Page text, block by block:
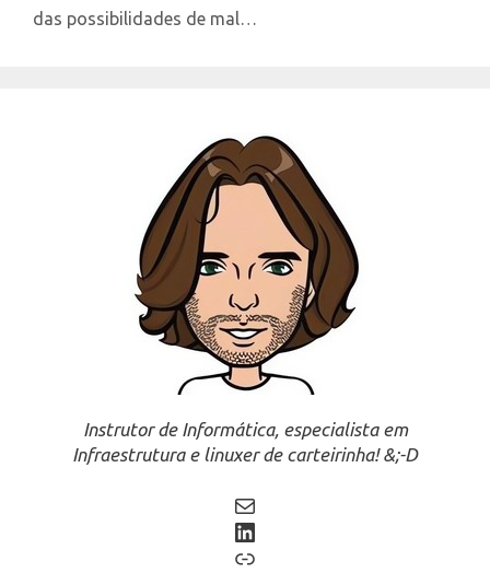
das possibilidades de mal…
Instrutor de Informática, especialista em
Infraestrutura e linuxer de carteirinha! &;-D
Mail
LinkedIn
Link